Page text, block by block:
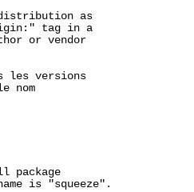
as
tag in a
or vendor
les versions
nom
package
is "squeeze".